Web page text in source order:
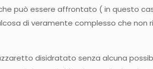
può essere affrontato ( in questo
di veramente complesso che non
disidratato senza alcuna